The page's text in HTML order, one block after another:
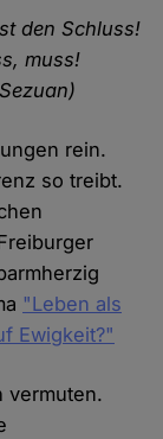
den Schluss!
muss!
rein.
so treibt.
"Leben als
Ewigkeit?"
vermuten.